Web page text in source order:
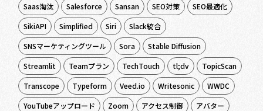
Saas淘汰
Salesforce Sansan SEO対策
SEO最適化
SikiAPI
Simplified Siri
Slack統合
SNSマーケティングツール
Sora
Stable Diffusion
Streamlit
Teamプラン TechTouch tl;dv
TopicScan
Transcope
Typeform Veed.io Writesonic
WWDC
YouTubeアップロード
Zoom アクセス制御
アバター